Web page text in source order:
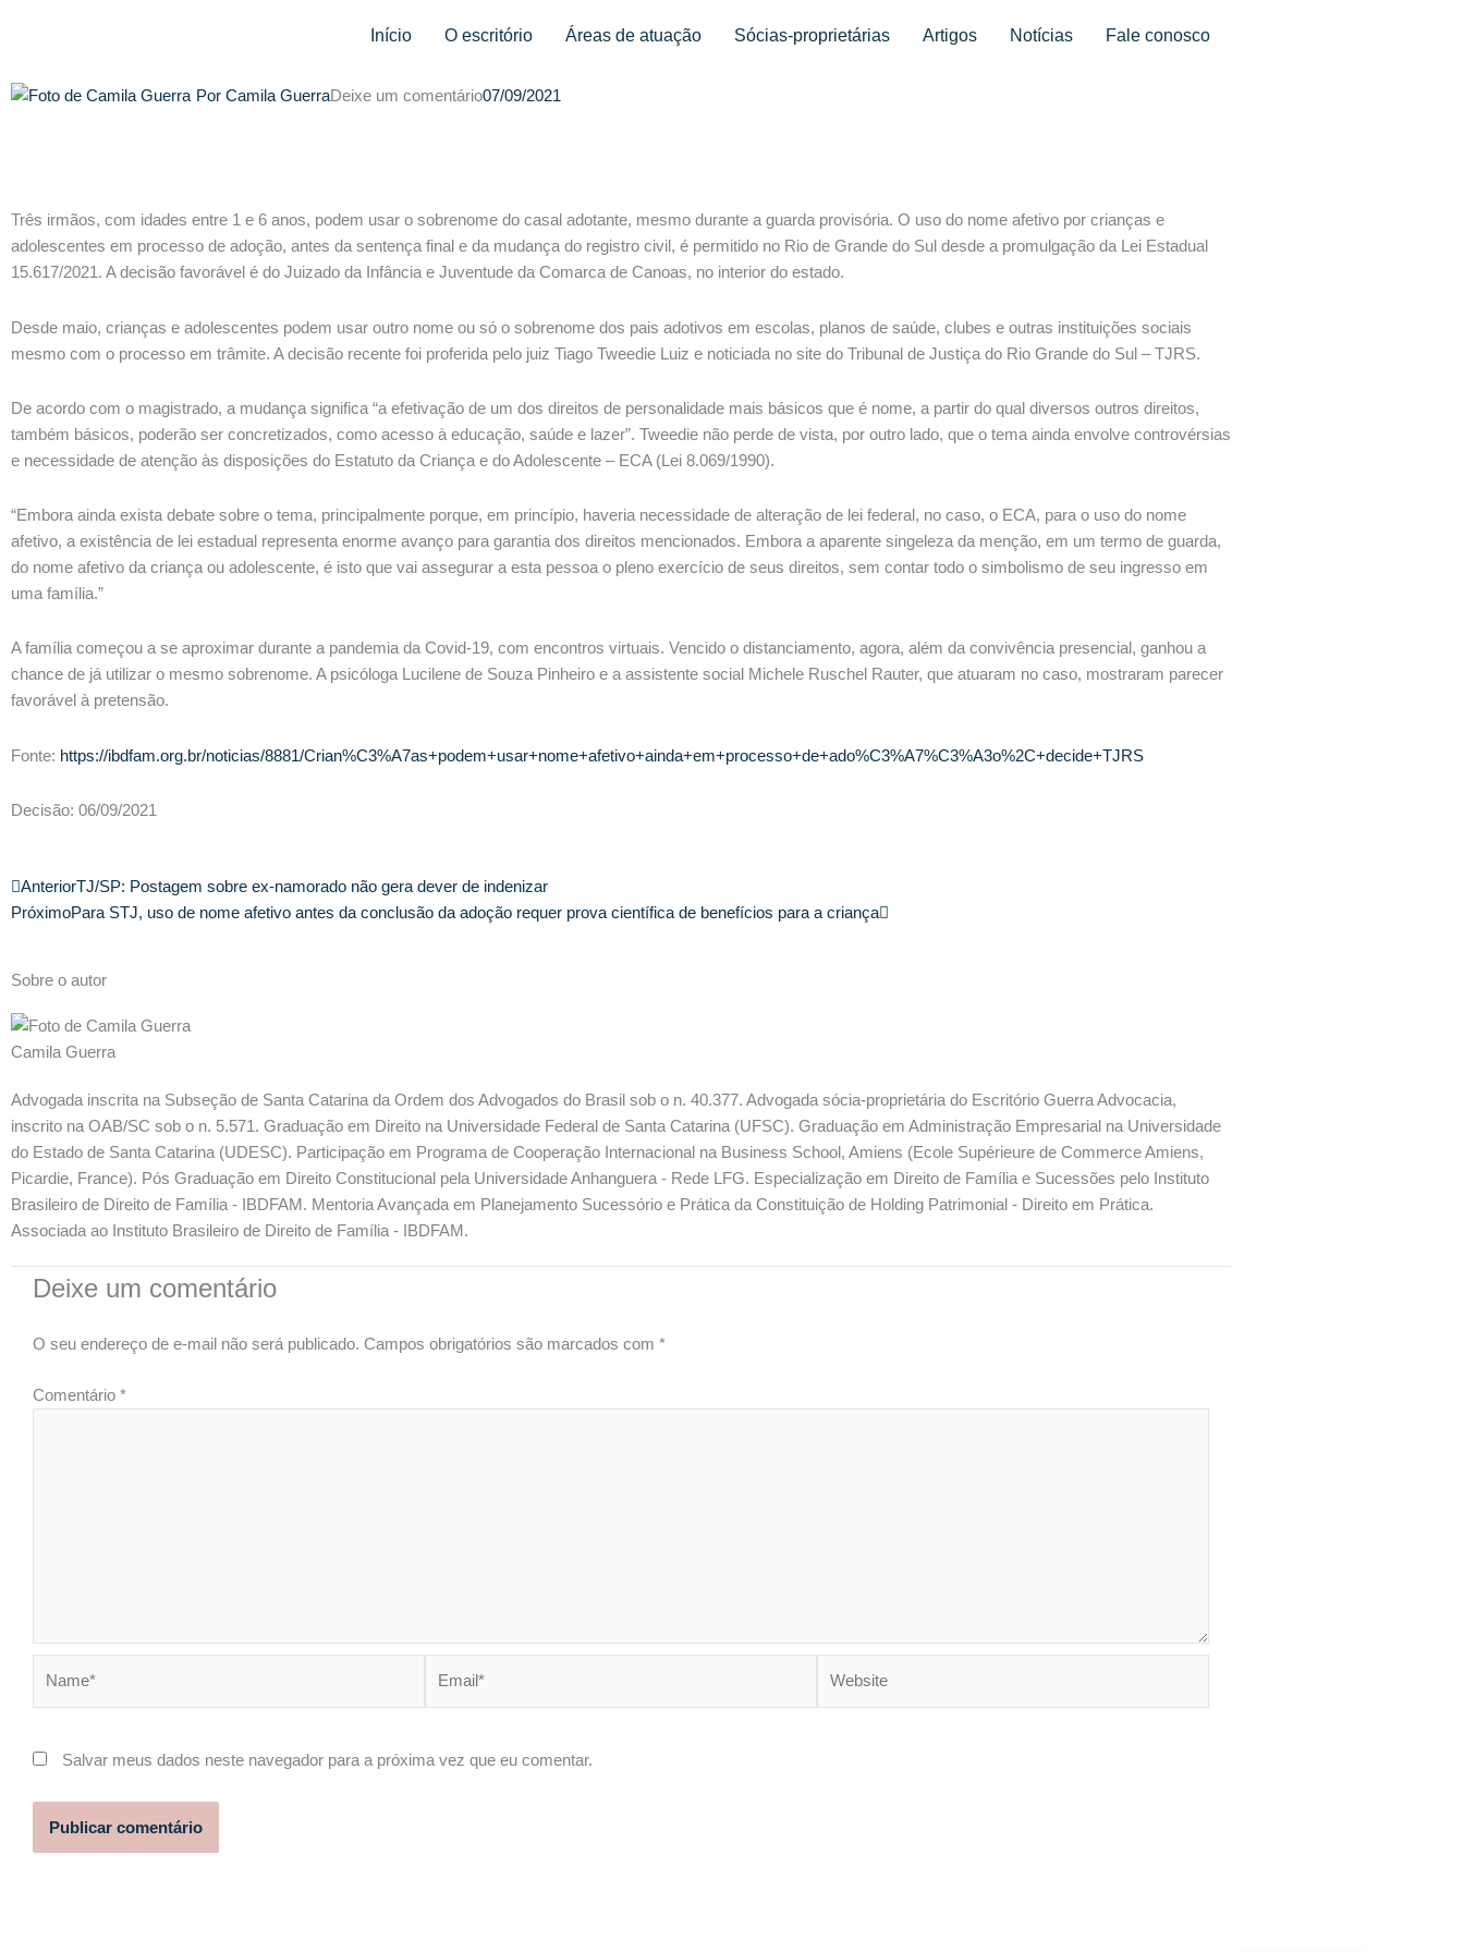
conteúdo
Início O escritório Áreas de atuação Sócias-proprietárias Artigos Notícias Fale conosco
Por Camila GuerraDeixe um comentário07/09/2021
Três irmãos, com idades entre 1 e 6 anos, podem usar o sobrenome do casal adotante, mesmo durante a guarda provisória. O uso do nome afetivo por crianças e
adolescentes em processo de adoção, antes da sentença final e da mudança do registro civil, é permitido no Rio de Grande do Sul desde a promulgação da Lei Estadual
15.617/2021. A decisão favorável é do Juizado da Infância e Juventude da Comarca de Canoas, no interior do estado.
Desde maio, crianças e adolescentes podem usar outro nome ou só o sobrenome dos pais adotivos em escolas, planos de saúde, clubes e outras instituições sociais
mesmo com o processo em trâmite. A decisão recente foi proferida pelo juiz Tiago Tweedie Luiz e noticiada no site do Tribunal de Justiça do Rio Grande do Sul – TJRS.
De acordo com o magistrado, a mudança significa “a efetivação de um dos direitos de personalidade mais básicos que é nome, a partir do qual diversos outros direitos,
também básicos, poderão ser concretizados, como acesso à educação, saúde e lazer”. Tweedie não perde de vista, por outro lado, que o tema ainda envolve controvérsias
e necessidade de atenção às disposições do Estatuto da Criança e do Adolescente – ECA (Lei 8.069/1990).
“Embora ainda exista debate sobre o tema, principalmente porque, em princípio, haveria necessidade de alteração de lei federal, no caso, o ECA, para o uso do nome
afetivo, a existência de lei estadual representa enorme avanço para garantia dos direitos mencionados. Embora a aparente singeleza da menção, em um termo de guarda,
do nome afetivo da criança ou adolescente, é isto que vai assegurar a esta pessoa o pleno exercício de seus direitos, sem contar todo o simbolismo de seu ingresso em
uma família.”
A família começou a se aproximar durante a pandemia da Covid-19, com encontros virtuais. Vencido o distanciamento, agora, além da convivência presencial, ganhou a
chance de já utilizar o mesmo sobrenome. A psicóloga Lucilene de Souza Pinheiro e a assistente social Michele Ruschel Rauter, que atuaram no caso, mostraram parecer
favorável à pretensão.
Fonte: https://ibdfam.org.br/noticias/8881/Crian%C3%A7as+podem+usar+nome+afetivo+ainda+em+processo+de+ado%C3%A7%C3%A3o%2C+decide+TJRS
Decisão: 06/09/2021
Anterior
AnteriorTJ/SP: Postagem sobre ex-namorado não gera dever de indenizar
PróximoPara STJ, uso de nome afetivo antes da conclusão da adoção requer prova científica de benefícios para a criança
Sobre o autor
Camila Guerra
Advogada inscrita na Subseção de Santa Catarina da Ordem dos Advogados do Brasil sob o n. 40.377. Advogada sócia-proprietária do Escritório Guerra Advocacia,
inscrito na OAB/SC sob o n. 5.571. Graduação em Direito na Universidade Federal de Santa Catarina (UFSC). Graduação em Administração Empresarial na Universidade
do Estado de Santa Catarina (UDESC). Participação em Programa de Cooperação Internacional na Business School, Amiens (Ecole Supérieure de Commerce Amiens,
Picardie, France). Pós Graduação em Direito Constitucional pela Universidade Anhanguera - Rede LFG. Especialização em Direito de Família e Sucessões pelo Instituto
Brasileiro de Direito de Família - IBDFAM. Mentoria Avançada em Planejamento Sucessório e Prática da Constituição de Holding Patrimonial - Direito em Prática.
Associada ao Instituto Brasileiro de Direito de Família - IBDFAM.
Deixe um comentário
O seu endereço de e-mail não será publicado. Campos obrigatórios são marcados com *
Comentário *
Salvar meus dados neste navegador para a próxima vez que eu comentar.